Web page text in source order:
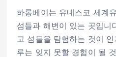
하롱베이는 유네스코 세계
섬들과 해변이 있는 곳입니
고 섬들을 탐험하는 것이
루는 잊지 못할 경험이 될